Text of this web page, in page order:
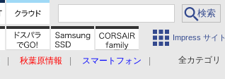
Impress サイト
全カテゴリ
秋葉原情報
スマートフォン